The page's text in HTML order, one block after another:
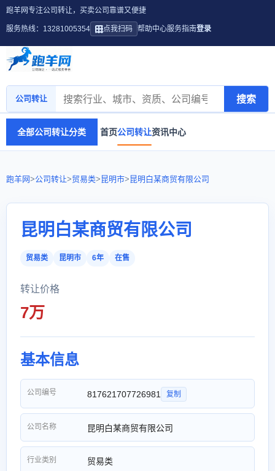
跑羊网专注公司转让，买卖公司靠谱又便捷
服务热线：13281005354 点我扫码 帮助中心服务指南登录
公司转让 搜索
全部公司转让分类 首页公司转让资讯中心
跑羊网>公司转让>贸易类> 昆明市> 昆明白某商贸有限公司
昆明白某商贸有限公司
贸易类 昆明市 6年 在售
转让价格
7万
基本信息
公司编号 817621707726981 复制
公司名称 昆明白某商贸有限公司
行业类别 贸易类